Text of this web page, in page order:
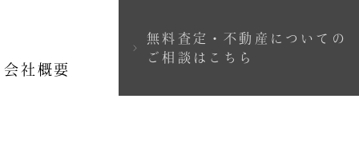
会社概要
＞
無料査定・不動産についての
ご相談はこちら